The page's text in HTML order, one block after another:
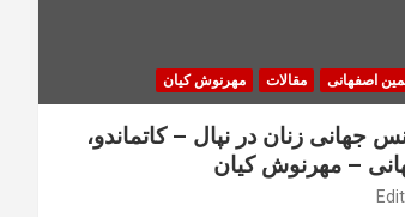
اصفهانی مقالات مهرنوش کیان
جهانی زنان در نپال – کاتماندو،
– مهرنوش کیان